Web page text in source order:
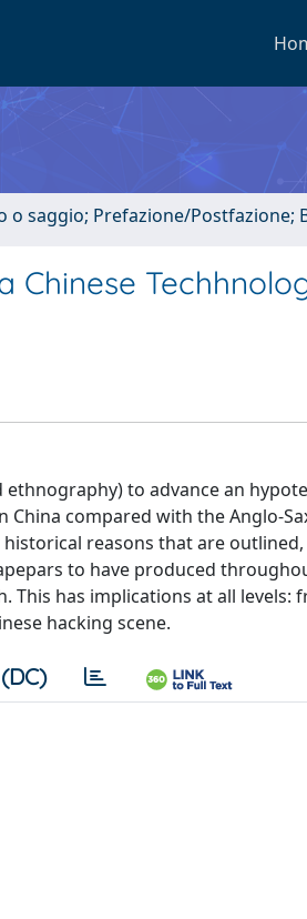
o saggio; Prefazione/
Chinese
to advance an
compared with the Anglo-
reasons that are
to have produced
has implications at all levels:
hacking scene.